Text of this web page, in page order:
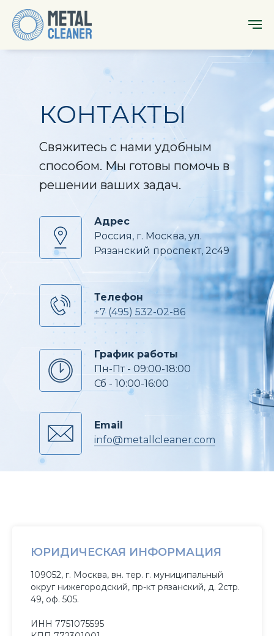
КОНТАКТЫ
Свяжитесь с нами удобным
способом. Мы готовы помочь в
решении ваших задач.
Адрес
Россия, г. Москва, ул.
Рязанский проспект, 2с49
График работы
Пн-Пт - 09:00-18:00
Сб - 10:00-16:00
Телефон
+7 (495) 532-02-86
Email
info@metallcleaner.com
ЮРИДИЧЕСКАЯ ИНФОРМАЦИЯ
109052, г. Москва, вн. тер. г. муниципальный
округ нижегородский, пр-кт рязанский, д. 2стр.
49, оф. 505.
ИНН 7751075595